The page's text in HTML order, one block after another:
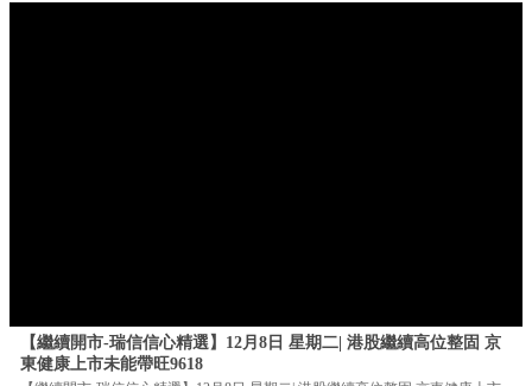
【繼續開市-瑞信信心精選】12月8日 星期二| 港股繼續高位整固 京
東健康上市未能帶旺9618